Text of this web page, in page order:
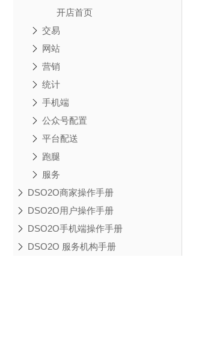
开店首页
交易
网站
营销
统计
手机端
公众号配置
平台配送
跑腿
服务
DSO2O商家操作手册
DSO2O用户操作手册
DSO2O手机端操作手册
DSO2O 服务机构手册